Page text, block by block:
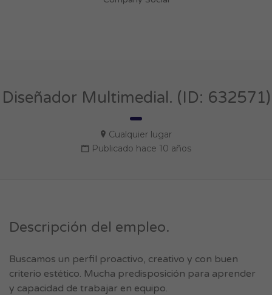
Diseñador Multimedial. (ID: 632571)
Cualquier lugar
Publicado hace 10 años
Descripción del empleo.
Buscamos un perfil proactivo, creativo y con buen
criterio estético. Mucha predisposición para aprender
y capacidad de trabajar en equipo.